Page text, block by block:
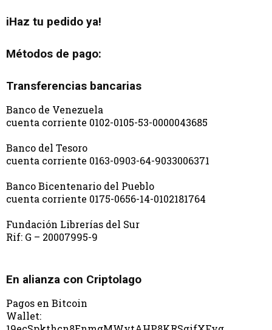
iHaz tu pedido ya!
Métodos de pago:
Transferencias bancarias
Banco de Venezuela
cuenta corriente 0102-0105-53-0000043685
Banco del Tesoro
cuenta corriente 0163-0903-64-9033006371
Banco Bicentenario del Pueblo
cuenta corriente 0175-0656-14-0102181764
Fundación Librerías del Sur
Rif: G – 20007995-9
En alianza con Criptolago
Pagos en Bitcoin
Wallet: